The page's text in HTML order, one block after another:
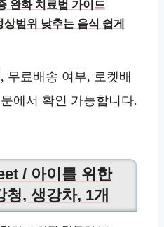
완화 치료법 가이드
범위 낮추는 음식 쉽게
무료배송 여부, 로켓배
에서 확인 가능합니다.
/ 아이를 위한
청, 생강차, 1개